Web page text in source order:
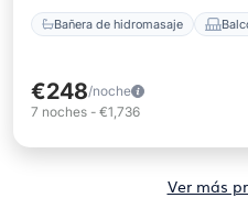
Bañera de hidromasaje
€248/noche
7 noches - €1,736
Ver más